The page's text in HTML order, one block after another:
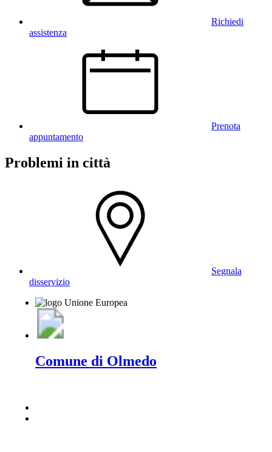
Richiedi
assistenza
Prenota
appuntamento
Problemi in città
Segnala
disservizio
Comune di Olmedo